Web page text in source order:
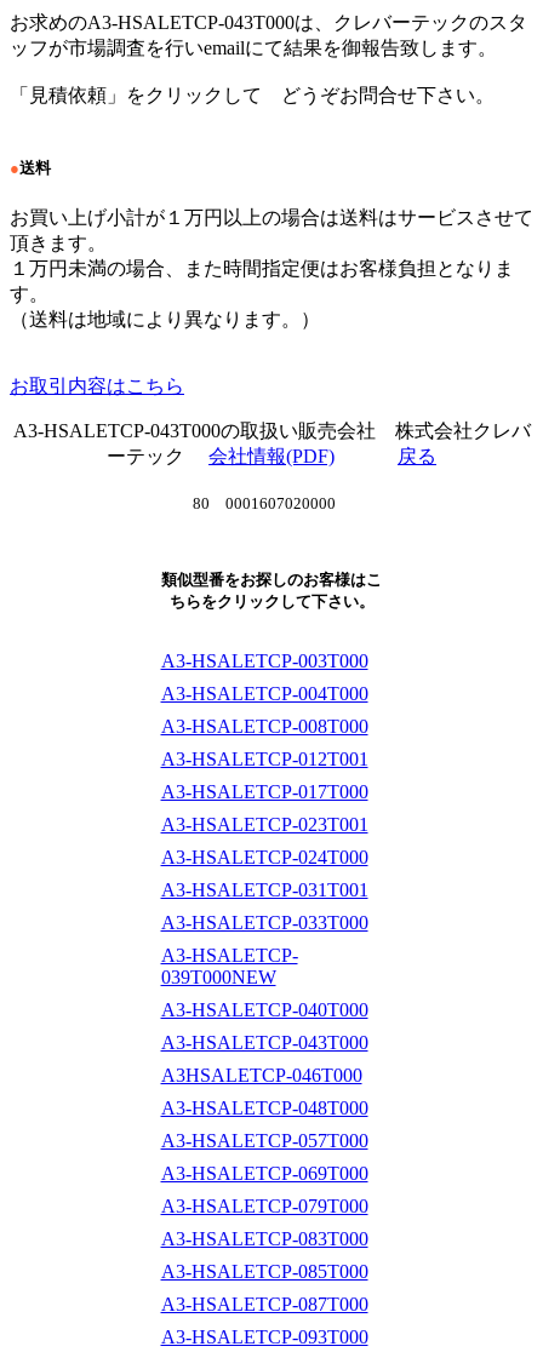
お求めのA3-HSALETCP-043T000は、クレバーテックのスタ
ッフが市場調査を行いemailにて結果を御報告致します。
「見積依頼」をクリックして どうぞお問合せ下さい。
●送料
お買い上げ小計が１万円以上の場合は送料はサービスさせて
頂きます。
１万円未満の場合、また時間指定便はお客様負担となりま
す。
（送料は地域により異なります。）
お取引内容はこちら
A3-HSALETCP-043T000の取扱い販売会社 株式会社クレバ
ーテック 会社情報(PDF) 戻る
80 0001607020000
類似型番をお探しのお客様はこ
ちらをクリックして下さい。
A3-HSALETCP-003T000
A3-HSALETCP-004T000
A3-HSALETCP-008T000
A3-HSALETCP-012T001
A3-HSALETCP-017T000
A3-HSALETCP-023T001
A3-HSALETCP-024T000
A3-HSALETCP-031T001
A3-HSALETCP-033T000
A3-HSALETCP-
039T000NEW
A3-HSALETCP-040T000
A3-HSALETCP-043T000
A3HSALETCP-046T000
A3-HSALETCP-048T000
A3-HSALETCP-057T000
A3-HSALETCP-069T000
A3-HSALETCP-079T000
A3-HSALETCP-083T000
A3-HSALETCP-085T000
A3-HSALETCP-087T000
A3-HSALETCP-093T000